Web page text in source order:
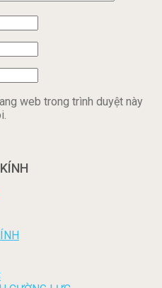
web trong trình duyệt này